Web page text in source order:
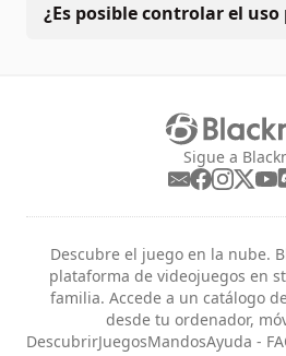
¿Es posible controlar el
Sigue a
Descubre el juego en la nube.
plataforma de videojuegos en
familia. Accede a un catálogo
desde tu ordenador,
DescubrirJuegosMandosAyuda -